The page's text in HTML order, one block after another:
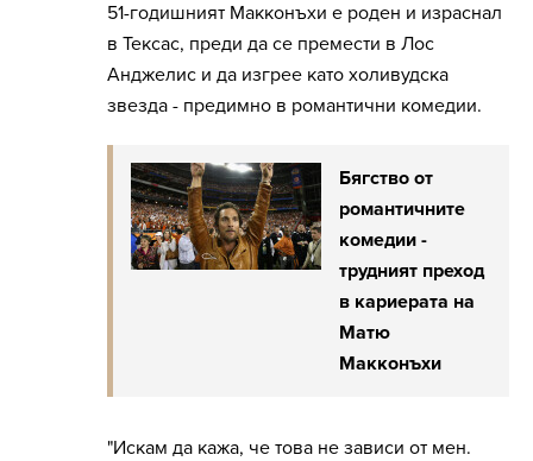
51-годишният Макконъхи е роден и израснал
в Тексас, преди да се премести в Лос
Анджелис и да изгрее като холивудска
звезда - предимно в романтични комедии.
Бягство от
романтичните
комедии -
трудният преход
в кариерата на
Матю
Макконъхи
"Искам да кажа, че това не зависи от мен.